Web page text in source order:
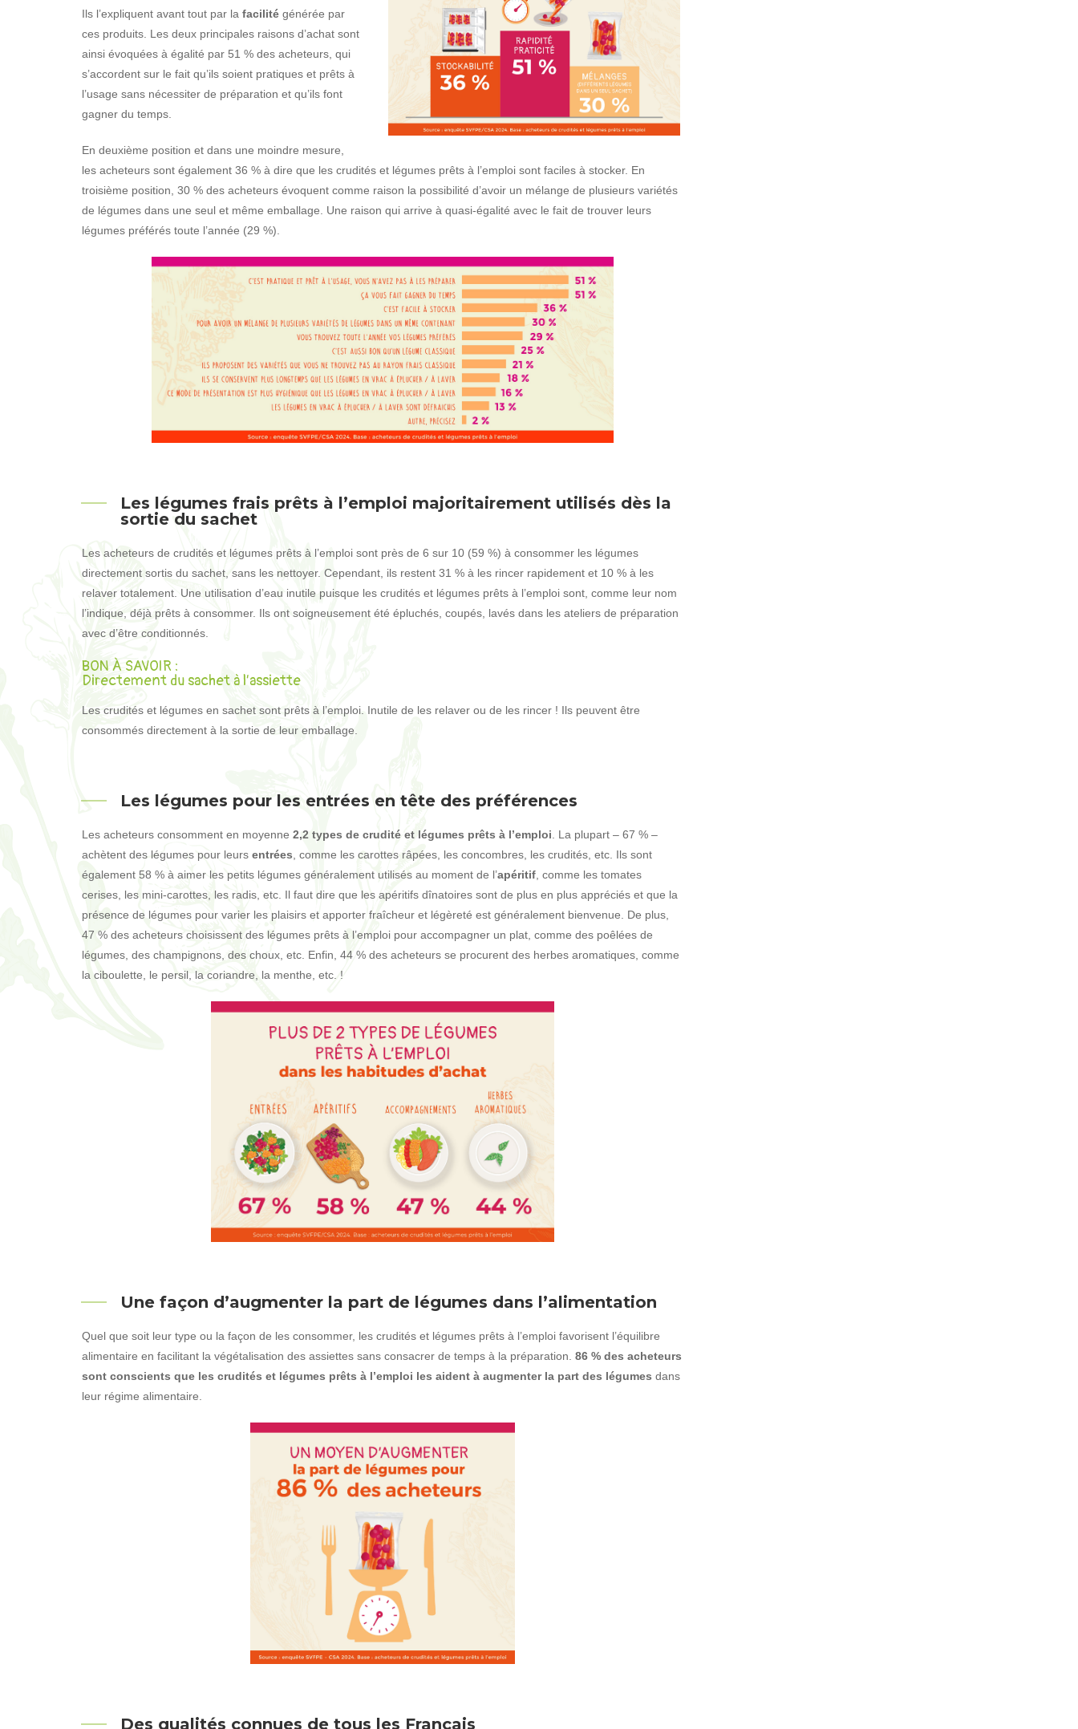
Ils l’expliquent avant tout par la facilité générée par
ces produits. Les deux principales raisons d’achat sont
ainsi évoquées à égalité par 51 % des acheteurs, qui
s’accordent sur le fait qu’ils soient pratiques et prêts à
l’usage sans nécessiter de préparation et qu’ils font
gagner du temps.
En deuxième position et dans une moindre mesure,
les acheteurs sont également 36 % à dire que les crudités et légumes prêts à l’emploi sont faciles à stocker. En
troisième position, 30 % des acheteurs évoquent comme raison la possibilité d’avoir un mélange de plusieurs variétés
de légumes dans une seul et même emballage. Une raison qui arrive à quasi-égalité avec le fait de trouver leurs
légumes préférés toute l’année (29 %).
Les légumes frais prêts à l’emploi majoritairement utilisés dès la
sortie du sachet
Les acheteurs de crudités et légumes prêts à l’emploi sont près de 6 sur 10 (59 %) à consommer les légumes
directement sortis du sachet, sans les nettoyer. Cependant, ils restent 31 % à les rincer rapidement et 10 % à les
relaver totalement. Une utilisation d’eau inutile puisque les crudités et légumes prêts à l’emploi sont, comme leur nom
l’indique, déjà prêts à consommer. Ils ont soigneusement été épluchés, coupés, lavés dans les ateliers de préparation
avec d’être conditionnés.
BON À SAVOIR :
Directement du sachet à l’assiette
Les crudités et légumes en sachet sont prêts à l’emploi. Inutile de les relaver ou de les rincer ! Ils peuvent être
consommés directement à la sortie de leur emballage.
Les légumes pour les entrées en tête des préférences
Les acheteurs consomment en moyenne 2,2 types de crudité et légumes prêts à l’emploi. La plupart – 67 % –
achètent des légumes pour leurs entrées, comme les carottes râpées, les concombres, les crudités, etc. Ils sont
également 58 % à aimer les petits légumes généralement utilisés au moment de l’apéritif, comme les tomates
cerises, les mini-carottes, les radis, etc. Il faut dire que les apéritifs dînatoires sont de plus en plus appréciés et que la
présence de légumes pour varier les plaisirs et apporter fraîcheur et légèreté est généralement bienvenue. De plus,
47 % des acheteurs choisissent des légumes prêts à l’emploi pour accompagner un plat, comme des poêlées de
légumes, des champignons, des choux, etc. Enfin, 44 % des acheteurs se procurent des herbes aromatiques, comme
la ciboulette, le persil, la coriandre, la menthe, etc. !
Une façon d’augmenter la part de légumes dans l’alimentation
Quel que soit leur type ou la façon de les consommer, les crudités et légumes prêts à l’emploi favorisent l’équilibre
alimentaire en facilitant la végétalisation des assiettes sans consacrer de temps à la préparation. 86 % des acheteurs
sont conscients que les crudités et légumes prêts à l’emploi les aident à augmenter la part des légumes dans
leur régime alimentaire.
Des qualités connues de tous les Français